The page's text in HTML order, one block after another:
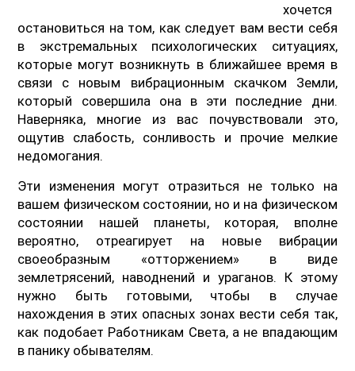
хочется
остановиться на том, как следует вам вести себя
в экстремальных психологических ситуациях,
которые могут возникнуть в ближайшее время в
связи с новым вибрационным скачком Земли,
который совершила она в эти последние дни.
Наверняка, многие из вас почувствовали это,
ощутив слабость, сонливость и прочие мелкие
недомогания.
Эти изменения могут отразиться не только на
вашем физическом состоянии, но и на физическом
состоянии нашей планеты, которая, вполне
вероятно, отреагирует на новые вибрации
своеобразным «отторжением» в виде
землетрясений, наводнений и ураганов. К этому
нужно быть готовыми, чтобы в случае
нахождения в этих опасных зонах вести себя так,
как подобает Работникам Света, а не впадающим
в панику обывателям.